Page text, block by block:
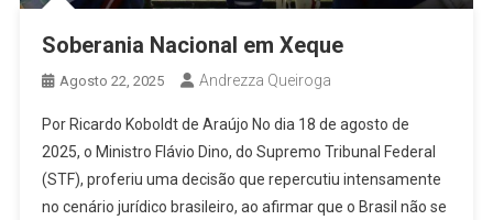
Soberania Nacional em Xeque
Agosto 22, 2025 Andrezza Queiroga
Por Ricardo Koboldt de Araújo No dia 18 de agosto de
2025, o Ministro Flávio Dino, do Supremo Tribunal Federal
(STF), proferiu uma decisão que repercutiu intensamente
no cenário jurídico brasileiro, ao afirmar que o Brasil não se